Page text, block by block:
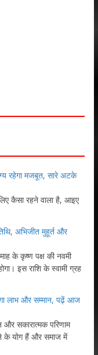
रहेगा मजबूत, सारे अटके
कैसा रहने वाला है, आइए
अभिजीत मुहूर्त और
के कृष्ण पक्ष की नवमी
इस राशि के स्वामी ग्रह
लाभ और सम्मान, पढ़ें आज
सकारात्मक परिणाम
के योग हैं और समाज में